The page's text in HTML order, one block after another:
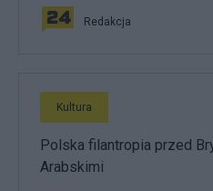
Redakcja
Kultura
Polska filantropia przed
Arabskimi